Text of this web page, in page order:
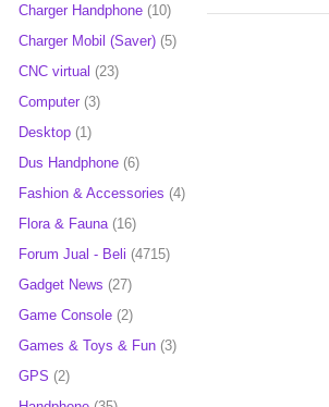
Charger Handphone (10)
Charger Mobil (Saver) (5)
CNC virtual (23)
Computer (3)
Desktop (1)
Dus Handphone (6)
Fashion & Accessories (4)
Flora & Fauna (16)
Forum Jual - Beli (4715)
Gadget News (27)
Game Console (2)
Games & Toys & Fun (3)
GPS (2)